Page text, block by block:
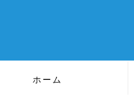
ホーム